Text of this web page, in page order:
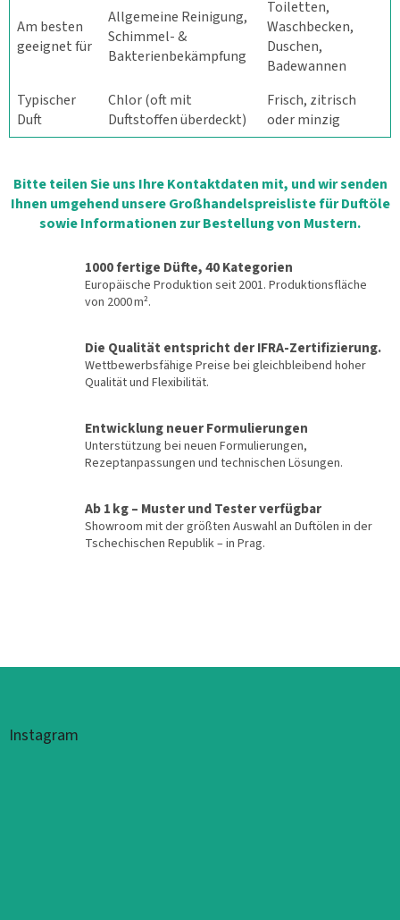
Am besten
geeignet für
Allgemeine Reinigung,
Schimmel- &
Bakterienbekämpfung
Toiletten,
Waschbecken,
Duschen,
Badewannen
Typischer
Duft
Chlor (oft mit
Duftstoffen überdeckt)
Frisch, zitrisch
oder minzig
Bitte teilen Sie uns Ihre Kontaktdaten mit, und wir senden
Ihnen umgehend unsere Großhandelspreisliste für Duftöle
sowie Informationen zur Bestellung von Mustern.
1000 fertige Düfte, 40 Kategorien
Europäische Produktion seit 2001. Produktionsfläche
von 2000 m².
Die Qualität entspricht der IFRA-Zertifizierung.
Wettbewerbsfähige Preise bei gleichbleibend hoher
Qualität und Flexibilität.
Entwicklung neuer Formulierungen
Unterstützung bei neuen Formulierungen,
Rezeptanpassungen und technischen Lösungen.
Ab 1 kg – Muster und Tester verfügbar
Showroom mit der größten Auswahl an Duftölen in der
Tschechischen Republik – in Prag.
Instagram